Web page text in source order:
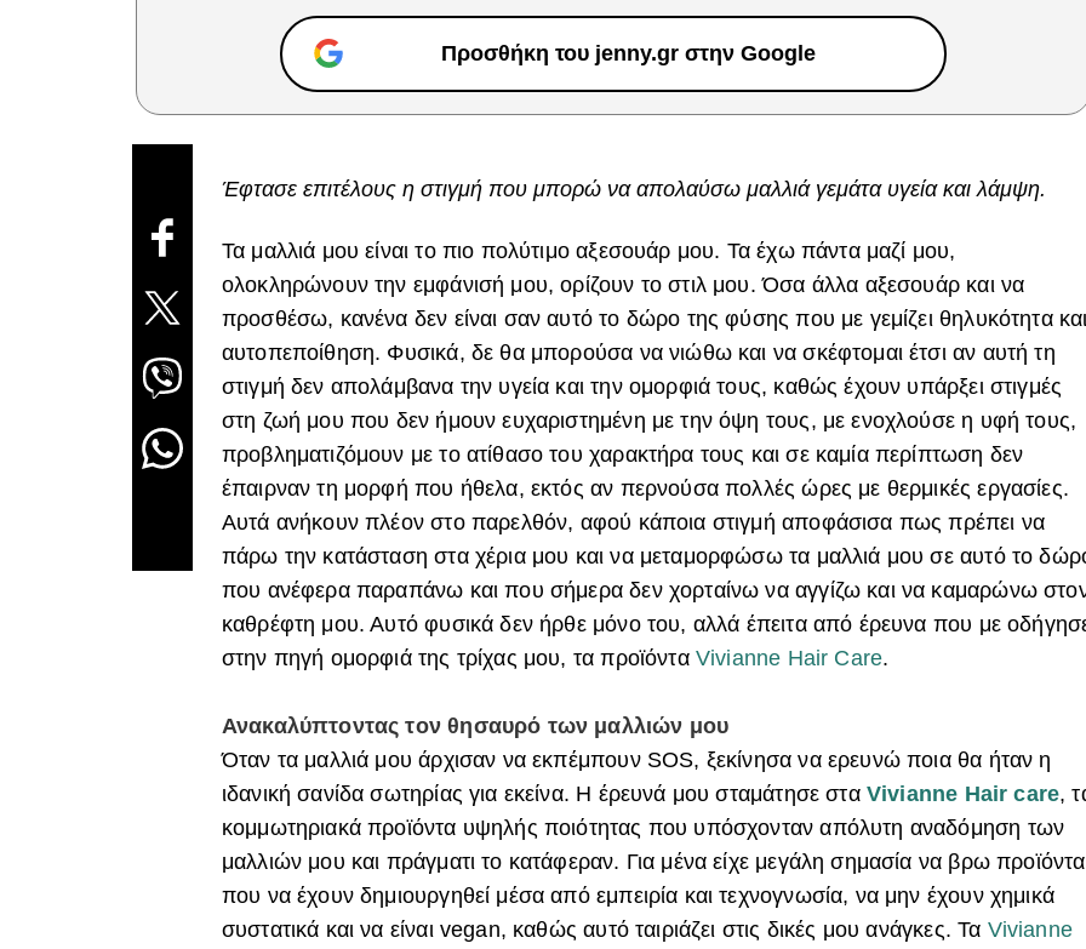
Προσθήκη του jenny.gr στην Google
Έφτασε επιτέλους η στιγμή που μπορώ να απολαύσω μαλλιά γεμάτα υγεία και λάμψη.
Τα μαλλιά μου είναι το πιο πολύτιμο αξεσουάρ μου. Τα έχω πάντα μαζί μου,
ολοκληρώνουν την εμφάνισή μου, ορίζουν το στιλ μου. Όσα άλλα αξεσουάρ και να
προσθέσω, κανένα δεν είναι σαν αυτό το δώρο της φύσης που με γεμίζει θηλυκότητα
αυτοπεποίθηση. Φυσικά, δε θα μπορούσα να νιώθω και να σκέφτομαι έτσι αν αυτή τη
στιγμή δεν απολάμβανα την υγεία και την ομορφιά τους, καθώς έχουν υπάρξει στιγμές
στη ζωή μου που δεν ήμουν ευχαριστημένη με την όψη τους, με ενοχλούσε η υφή τους,
προβληματιζόμουν με το ατίθασο του χαρακτήρα τους και σε καμία περίπτωση δεν
έπαιρναν τη μορφή που ήθελα, εκτός αν περνούσα πολλές ώρες με θερμικές εργασίες.
Αυτά ανήκουν πλέον στο παρελθόν, αφού κάποια στιγμή αποφάσισα πως πρέπει να
πάρω την κατάσταση στα χέρια μου και να μεταμορφώσω τα μαλλιά μου σε αυτό το
που ανέφερα παραπάνω και που σήμερα δεν χορταίνω να αγγίζω και να καμαρώνω
καθρέφτη μου. Αυτό φυσικά δεν ήρθε μόνο του, αλλά έπειτα από έρευνα που με
στην πηγή ομορφιά της τρίχας μου, τα προϊόντα Vivianne Hair Care.
Ανακαλύπτοντας τον θησαυρό των μαλλιών μου
Όταν τα μαλλιά μου άρχισαν να εκπέμπουν SOS, ξεκίνησα να ερευνώ ποια θα ήταν η
ιδανική σανίδα σωτηρίας για εκείνα. Η έρευνά μου σταμάτησε στα Vivianne Hair care,
κομμωτηριακά προϊόντα υψηλής ποιότητας που υπόσχονταν απόλυτη αναδόμηση των
μαλλιών μου και πράγματι το κατάφεραν. Για μένα είχε μεγάλη σημασία να βρω προϊόντα
που να έχουν δημιουργηθεί μέσα από εμπειρία και τεχνογνωσία, να μην έχουν χημικά
συστατικά και να είναι vegan, καθώς αυτό ταιριάζει στις δικές μου ανάγκες. Τα Vivianne